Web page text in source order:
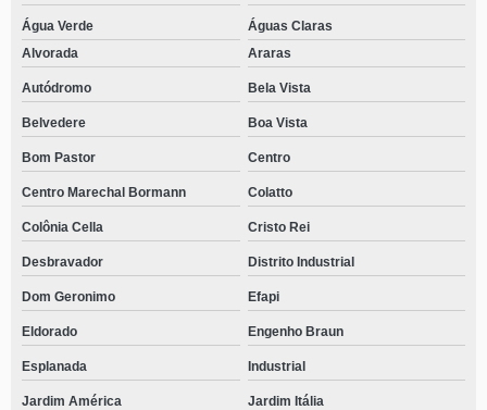
Água Verde
Águas Claras
Alvorada
Araras
Autódromo Bela Vista
Belvedere Boa Vista
Bom Pastor Centro
Centro Marechal Bormann Colatto
Colônia Cella Cristo Rei
Desbravador Distrito Industrial
Dom Geronimo Efapi
Eldorado Engenho Braun
Esplanada Industrial
Jardim América Jardim Itália